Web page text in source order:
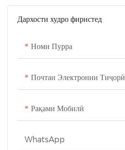
Дархости худро фиристед
Номи Пурра
Почтаи Электронии Тиҷорӣ
Рақами Мобилӣ
WhatsApp